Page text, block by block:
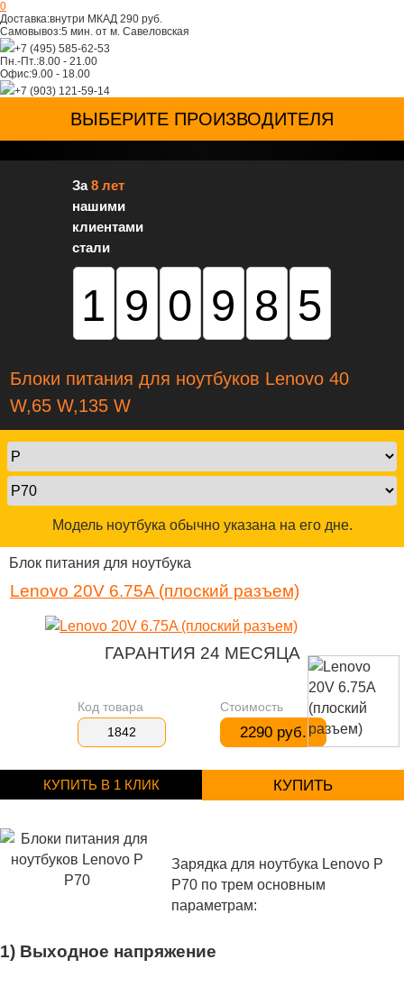
0
Доставка:внутри МКАД 290 руб.
Самовывоз:5 мин. от м. Савеловская
+7 (495) 585-62-53
Пн.-Пт.:8.00 - 21.00
Офис:9.00 - 18.00
+7 (903) 121-59-14
ВЫБЕРИТЕ ПРОИЗВОДИТЕЛЯ
За8 лет
нашими
клиентами
стали
190985
Блоки питания для ноутбуков Lenovo 40
W,65 W,135 W
Модель ноутбука обычно указана на его дне.
Блок питания для ноутбука
Lenovo 20V 6.75A (плоский разъем)
ГАРАНТИЯ 24 МЕСЯЦА
Код товара
1842
Стоимость
2290 руб.
КУПИТЬ В 1 КЛИК КУПИТЬ
Зарядка для ноутбука Lenovo P
P70 по трем основным
параметрам:
1) Выходное напряжение